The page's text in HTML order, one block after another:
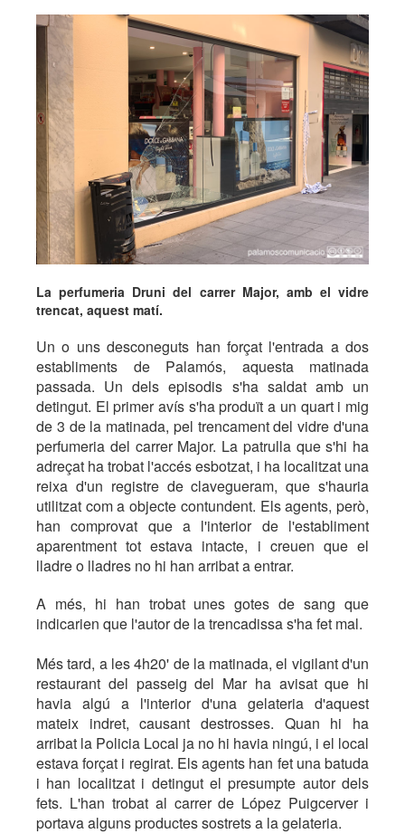
La perfumeria Druni del carrer Major, amb el vidre
trencat, aquest matí.
Un o uns desconeguts han forçat l'entrada a dos
establiments de Palamós, aquesta matinada
passada. Un dels episodis s'ha saldat amb un
detingut. El primer avís s'ha produït a un quart i mig
de 3 de la matinada, pel trencament del vidre d'una
perfumeria del carrer Major. La patrulla que s'hi ha
adreçat ha trobat l'accés esbotzat, i ha localitzat una
reixa d'un registre de clavegueram, que s'hauria
utilitzat com a objecte contundent. Els agents, però,
han comprovat que a l'interior de l'establiment
aparentment tot estava intacte, i creuen que el
lladre o lladres no hi han arribat a entrar.
A més, hi han trobat unes gotes de sang que
indicarien que l'autor de la trencadissa s'ha fet mal.
Més tard, a les 4h20' de la matinada, el vigilant d'un
restaurant del passeig del Mar ha avisat que hi
havia algú a l'interior d'una gelateria d'aquest
mateix indret, causant destrosses. Quan hi ha
arribat la Policia Local ja no hi havia ningú, i el local
estava forçat i regirat. Els agents han fet una batuda
i han localitzat i detingut el presumpte autor dels
fets. L'han trobat al carrer de López Puigcerver i
portava alguns productes sostrets a la gelateria.